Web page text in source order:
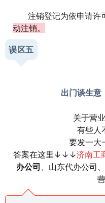
注销登记为依申请许
动注销。
误区五
出门谈生意
关于营
有些人
要发一大
答案在这里↓↓↓济南工
办公司 、 山东代办公司 、